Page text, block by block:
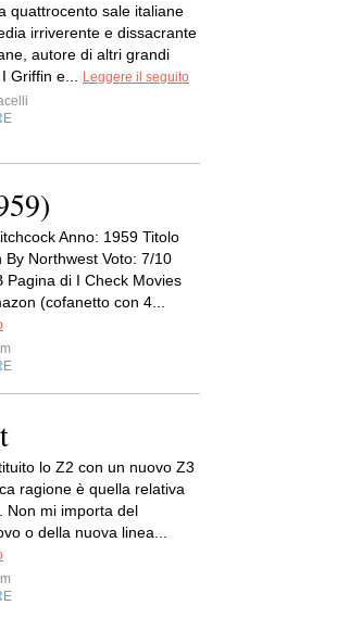
quattrocento sale italiane
irriverente e dissacrante
autore di altri grandi
Griffin e...
Leggere il seguito
Anno: 1959 Titolo
By Northwest Voto: 7/10
Pagina di I Check Movies
(cofanetto con 4...
lo Z2 con un nuovo Z3
ragione è quella relativa
Non mi importa del
o della nuova linea...